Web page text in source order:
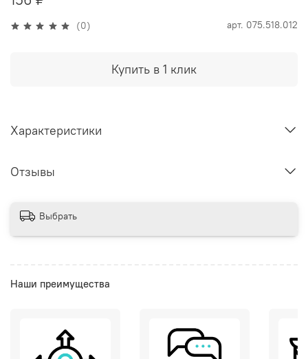
(0) арт. 075.518.012
Купить в 1 клик
Характеристики
Отзывы
Выбрать
Наши преимущества